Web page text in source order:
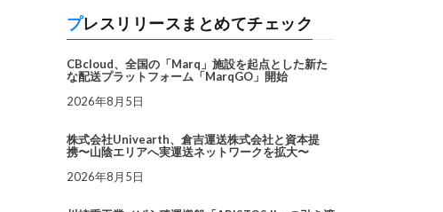
プレスリリースまとめてチェック
CBcloud、全国の「Marq」施設を起点とした新た
な配送プラットフォーム「MarqGO」開始
2026年8月5日
株式会社Univearth、倉吉運送株式会社と資本提
携〜山陰エリアへ実運送ネットワークを拡大〜
2026年8月5日